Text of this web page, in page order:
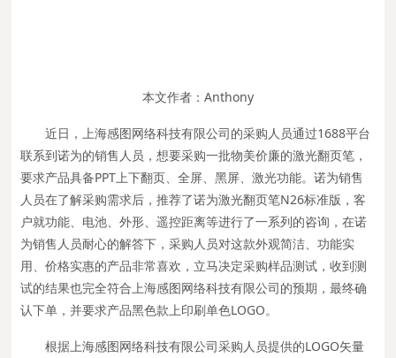
本文作者：Anthony
近日，上海感图网络科技有限公司的采购人员通过1688平台
联系到诺为的销售人员，想要采购一批物美价廉的激光翻页笔，
要求产品具备PPT上下翻页、全屏、黑屏、激光功能。诺为销售
人员在了解采购需求后，推荐了诺为激光翻页笔N26标准版，客
户就功能、电池、外形、遥控距离等进行了一系列的咨询，在诺
为销售人员耐心的解答下，采购人员对这款外观简洁、功能实
用、价格实惠的产品非常喜欢，立马决定采购样品测试，收到测
试的结果也完全符合上海感图网络科技有限公司的预期，最终确
认下单，并要求产品黑色款上印刷单色LOGO。
根据上海感图网络科技有限公司采购人员提供的LOGO矢量